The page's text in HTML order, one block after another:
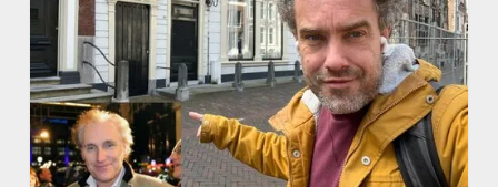
roman?
Interview
met
Arthur
Japin
(en
podcast)